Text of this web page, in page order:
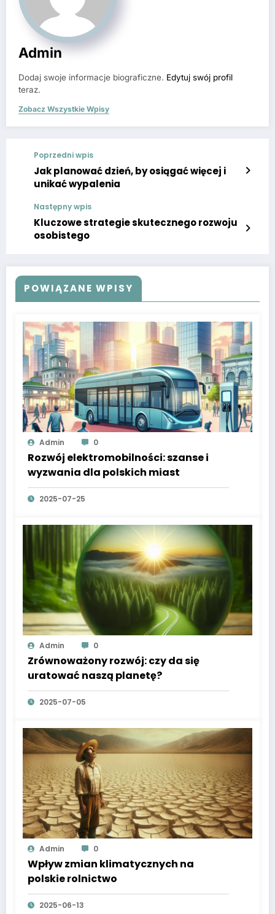
Admin
Dodaj swoje informacje biograficzne. Edytuj swój profil
teraz.
Zobacz Wszystkie Wpisy
Poprzedni wpis
Jak planować dzień, by osiągać więcej i
unikać wypalenia
Następny wpis
Kluczowe strategie skutecznego rozwoju
osobistego
POWIĄZANE WPISY
Admin 0
Rozwój elektromobilności: szanse i
wyzwania dla polskich miast
2025-07-25
Admin 0
Zrównoważony rozwój: czy da się
uratować naszą planetę?
2025-07-05
Admin 0
Wpływ zmian klimatycznych na
polskie rolnictwo
2025-06-13